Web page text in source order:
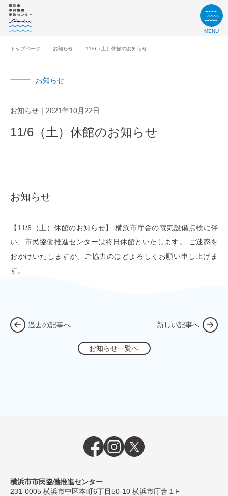
MENU
トップページ お知らせ 11/6（土）休館のお知らせ
お知らせ
お知らせ 2021年10月22日
11/6（土）休館のお知らせ
お知らせ
【11/6（土）休館のお知らせ】 横浜市庁舎の電気設備点検に伴
い、市民協働推進センターは終日休館といたします。 ご迷惑を
おかけいたしますが、ご協力のほどよろしくお願い申し上げま
す。
過去の記事へ
お知らせ一覧へ
新しい記事へ
横浜市市民協働推進センター
231-0005 横浜市中区本町6丁⽬50-10 横浜市庁舎１F